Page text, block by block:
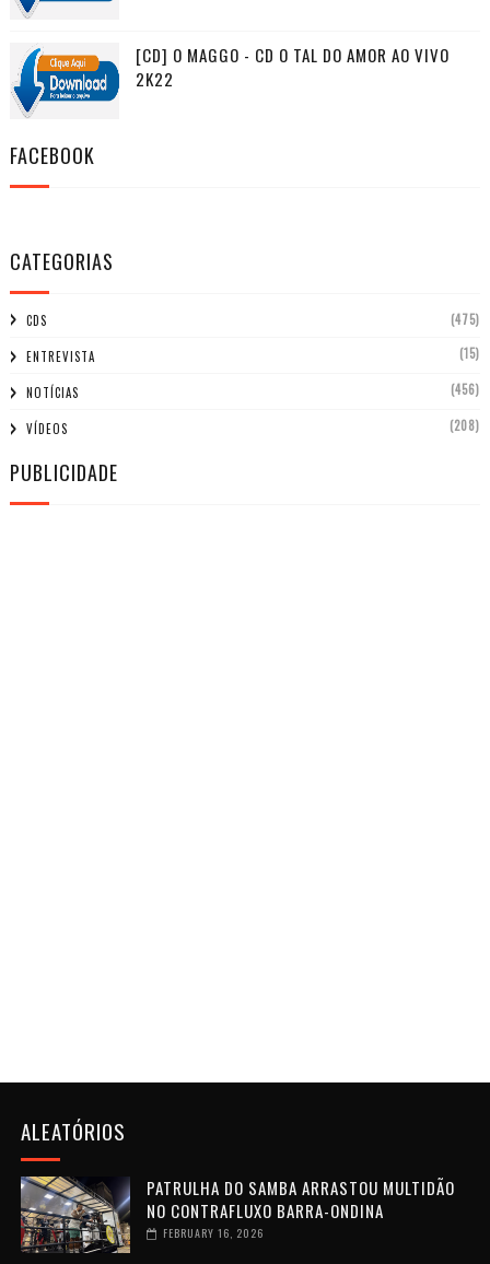
[CD] O MAGGO - CD O TAL DO AMOR AO VIVO
2K22
FACEBOOK
CATEGORIAS
CDS (475)
ENTREVISTA (15)
NOTÍCIAS (456)
VÍDEOS (208)
PUBLICIDADE
ALEATÓRIOS
PATRULHA DO SAMBA ARRASTOU MULTIDÃO
NO CONTRAFLUXO BARRA-ONDINA
FEBRUARY 16, 2026